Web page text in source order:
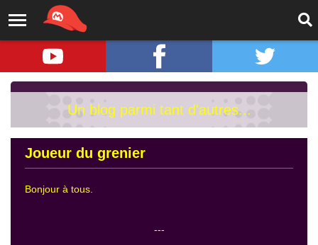
Un blog parmi tant d'autres...
Joueur du grenier
Bonjour à tous.
---